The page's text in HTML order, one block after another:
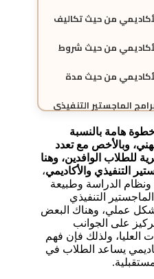
من حيث تكاليف
من حيث شروط
من حيث مدة
الماجستير التنفيذي
الماجستير الأكاديمي
الماجستير التنفيذي
الماجستير الأكاديمي
في مصر
معترف بها
الماجستير
التنفيذي
هامة بالنسبة
وبالأخص مع تعدد
للطلاب الوافدين، وهنا
التنفيذي والأكاديمي،
الدراسة وطبيعة
التنفيذي
بشكل عملي، وهناك البعض
على الجوانب
العليا، ولذلك فإن فهم
يساعد الطلاب في